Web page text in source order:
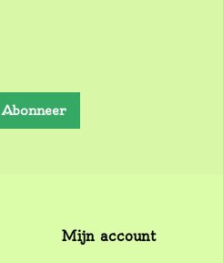
Abonneer
Mijn account